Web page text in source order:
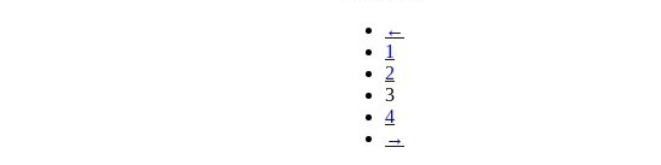
←
1
2
3
4
→